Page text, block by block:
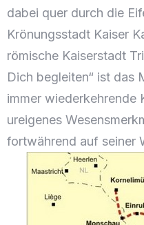
dabei quer durch die
Krönungsstadt Kaiser
römische Kaiserstadt
Dich begleiten“ ist das
immer wiederkehrende
ureigenes
fortwährend auf seiner